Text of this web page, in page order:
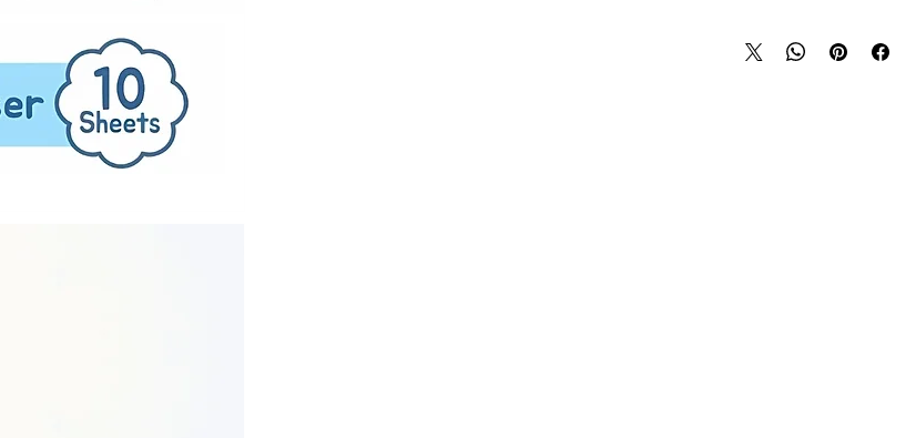
- בתו התקן
לקרם – לעסות בעדינות ולשטוף היטב במים פושרים.